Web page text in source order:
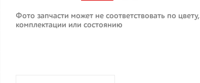
Фото запчасти может не соответствовать по цвету,
комплектации или состоянию